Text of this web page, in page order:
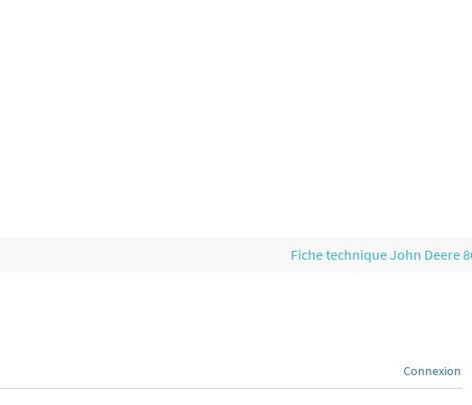
Fiche technique John Deere
Connexion